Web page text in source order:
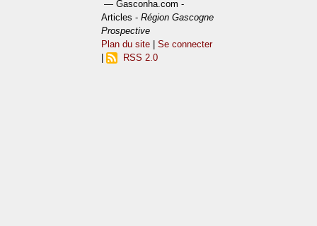
— Gasconha.com -
Articles -Région Gascogne
Prospective
Plan du site |Se connecter
RSS 2.0